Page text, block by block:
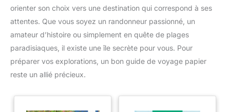
orienter son choix vers une destination qui correspond à ses
attentes. Que vous soyez un randonneur passionné, un
amateur d’histoire ou simplement en quête de plages
paradisiaques, il existe une île secrète pour vous. Pour
préparer vos explorations, un bon guide de voyage papier
reste un allié précieux.